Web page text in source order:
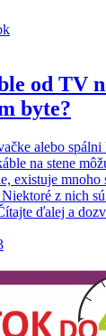
od TV
byte?
alebo
na stene
existuje
Niektoré z nich
ďalej a